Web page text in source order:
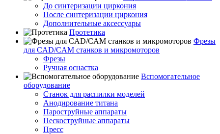
До синтеризации циркония
После синтеризации циркония
Дополнительные аксессуары
Протетика
Фрезы
для CAD/CAM станков и микромоторов
Фрезы
Ручная оснастка
Вспомогательное
оборудование
Станок для распилки моделей
Анодирование титана
Пароструйные аппараты
Пескоструйные аппараты
Пресс